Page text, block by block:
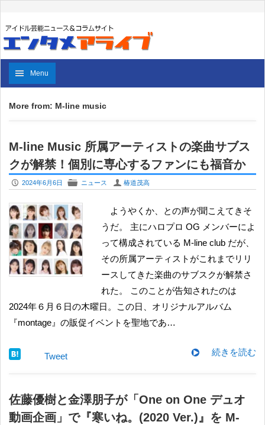
Menu
More from: M-line music
M-line Music 所属アーティストの楽曲サブス
クが解禁！個別に専心するファンにも福音か
P 2024年6月6日 F ニュース U 椿道茂高
ようやくか、との声が聞こえてきそ
うだ。 主にハロプロ OG メンバーによ
って構成されている M-line club だが、
その所属アーティストがこれまでリリ
ースしてきた楽曲のサブスクが解禁さ
れた。 このことが告知されたのは
2024年６月６日の木曜日。この日、オリジナルアルバム
『montage』の販促イベントを聖地であ…
続きを読む
Tweet
佐藤優樹と金澤朋子が「One on One デュオ
動画企画」で『寒いね。(2020 Ver.)』を M-